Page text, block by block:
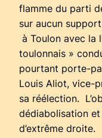
flamme du parti
sur aucun
à Toulon avec la
toulonnais »
pourtant porte-
Louis Aliot, vice-
sa réélection.
dédiabolisation et
d’extrême droite.